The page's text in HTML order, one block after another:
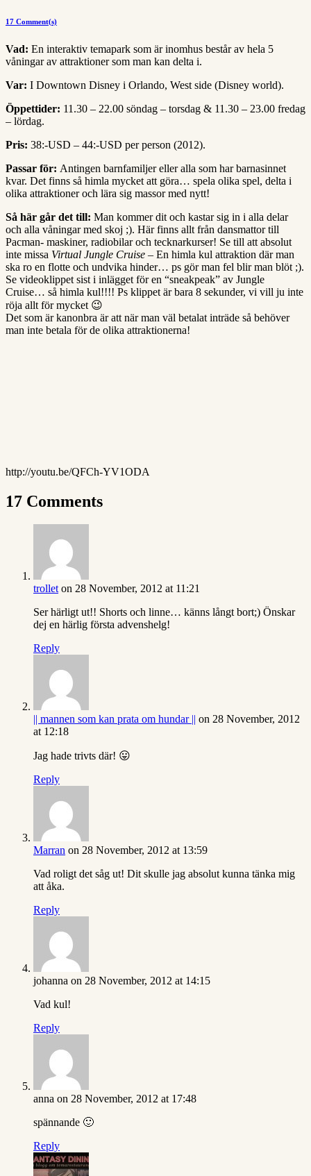
17 Comment(s)
Vad: En interaktiv temapark som är inomhus består av hela 5
våningar av attraktioner som man kan delta i.
Var: I Downtown Disney i Orlando, West side (Disney world).
Öppettider: 11.30 – 22.00 söndag – torsdag & 11.30 – 23.00 fredag
– lördag.
Pris: 38:-USD – 44:-USD per person (2012).
Passar för: Antingen barnfamiljer eller alla som har barnasinnet
kvar. Det finns så himla mycket att göra… spela olika spel, delta i
olika attraktioner och lära sig massor med nytt!
Så här går det till: Man kommer dit och kastar sig in i alla delar
och alla våningar med skoj ;). Här finns allt från dansmattor till
Pacman- maskiner, radiobilar och tecknarkurser! Se till att absolut
inte missa Virtual Jungle Cruise – En himla kul attraktion där man
ska ro en flotte och undvika hinder… ps gör man fel blir man blöt ;).
Se videoklippet sist i inlägget för en “sneakpeak” av Jungle
Cruise… så himla kul!!!! Ps klippet är bara 8 sekunder, vi vill ju inte
röja allt för mycket 😉
Det som är kanonbra är att när man väl betalat inträde så behöver
man inte betala för de olika attraktionerna!
http://youtu.be/QFCh-YV1ODA
17 Comments
trollet on 28 November, 2012 at 11:21
Ser härligt ut!! Shorts och linne… känns långt bort;) Önskar
dej en härlig första advenshelg!
Reply
|| mannen som kan prata om hundar || on 28 November, 2012
at 12:18
Jag hade trivts där! 😛
Reply
Marran on 28 November, 2012 at 13:59
Vad roligt det såg ut! Dit skulle jag absolut kunna tänka mig
att åka.
Reply
johanna on 28 November, 2012 at 14:15
Vad kul!
Reply
anna on 28 November, 2012 at 17:48
spännande 🙂
Reply